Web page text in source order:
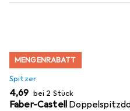
MENGENRABATT
Spitzer
EUR
4,69 bei 2 Stück
Faber-Castell